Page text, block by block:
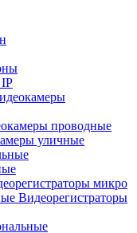
проводные
уличные
микро
Видеорегистраторы